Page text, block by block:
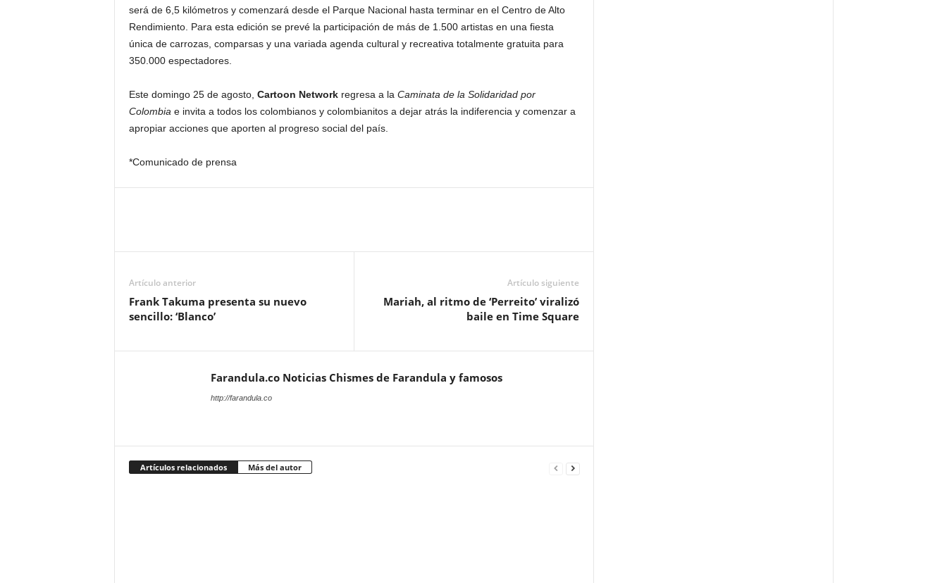
será de 6,5 kilómetros y comenzará desde el Parque Nacional hasta terminar en el Centro de Alto
Rendimiento. Para esta edición se prevé la participación de más de 1.500 artistas en una fiesta
única de carrozas, comparsas y una variada agenda cultural y recreativa totalmente gratuita para
350.000 espectadores.
Este domingo 25 de agosto, Cartoon Networkregresa a la Caminata de la Solidaridad por
Colombia e invita a todos los colombianos y colombianitos a dejar atrás la indiferencia y comenzar a
apropiar acciones que aporten al progreso social del país.
*Comunicado de prensa
Artículo anterior
Frank Takuma presenta su nuevo
sencillo: ‘Blanco’
Artículo siguiente
Mariah, al ritmo de ‘Perreito’ viralizó
baile en Time Square
Farandula.co Noticias Chismes de Farandula y famosos
http://farandula.co
Artículos relacionados Más del autor